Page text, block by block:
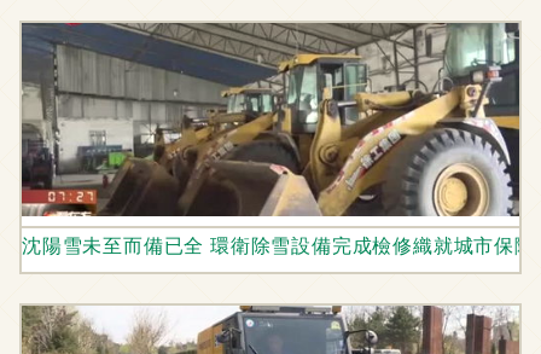
沈陽雪未至而備已全 環衛除雪設備完成檢修織就城市保障